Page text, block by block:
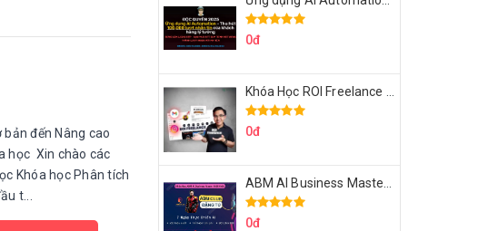
đến Nâng cao
học Xin chào các
Khóa học Phân tích
t...
0đ
0đ
0đ